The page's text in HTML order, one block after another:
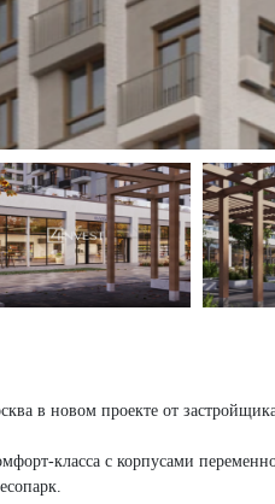
в новом проекте от
класса с корпусами